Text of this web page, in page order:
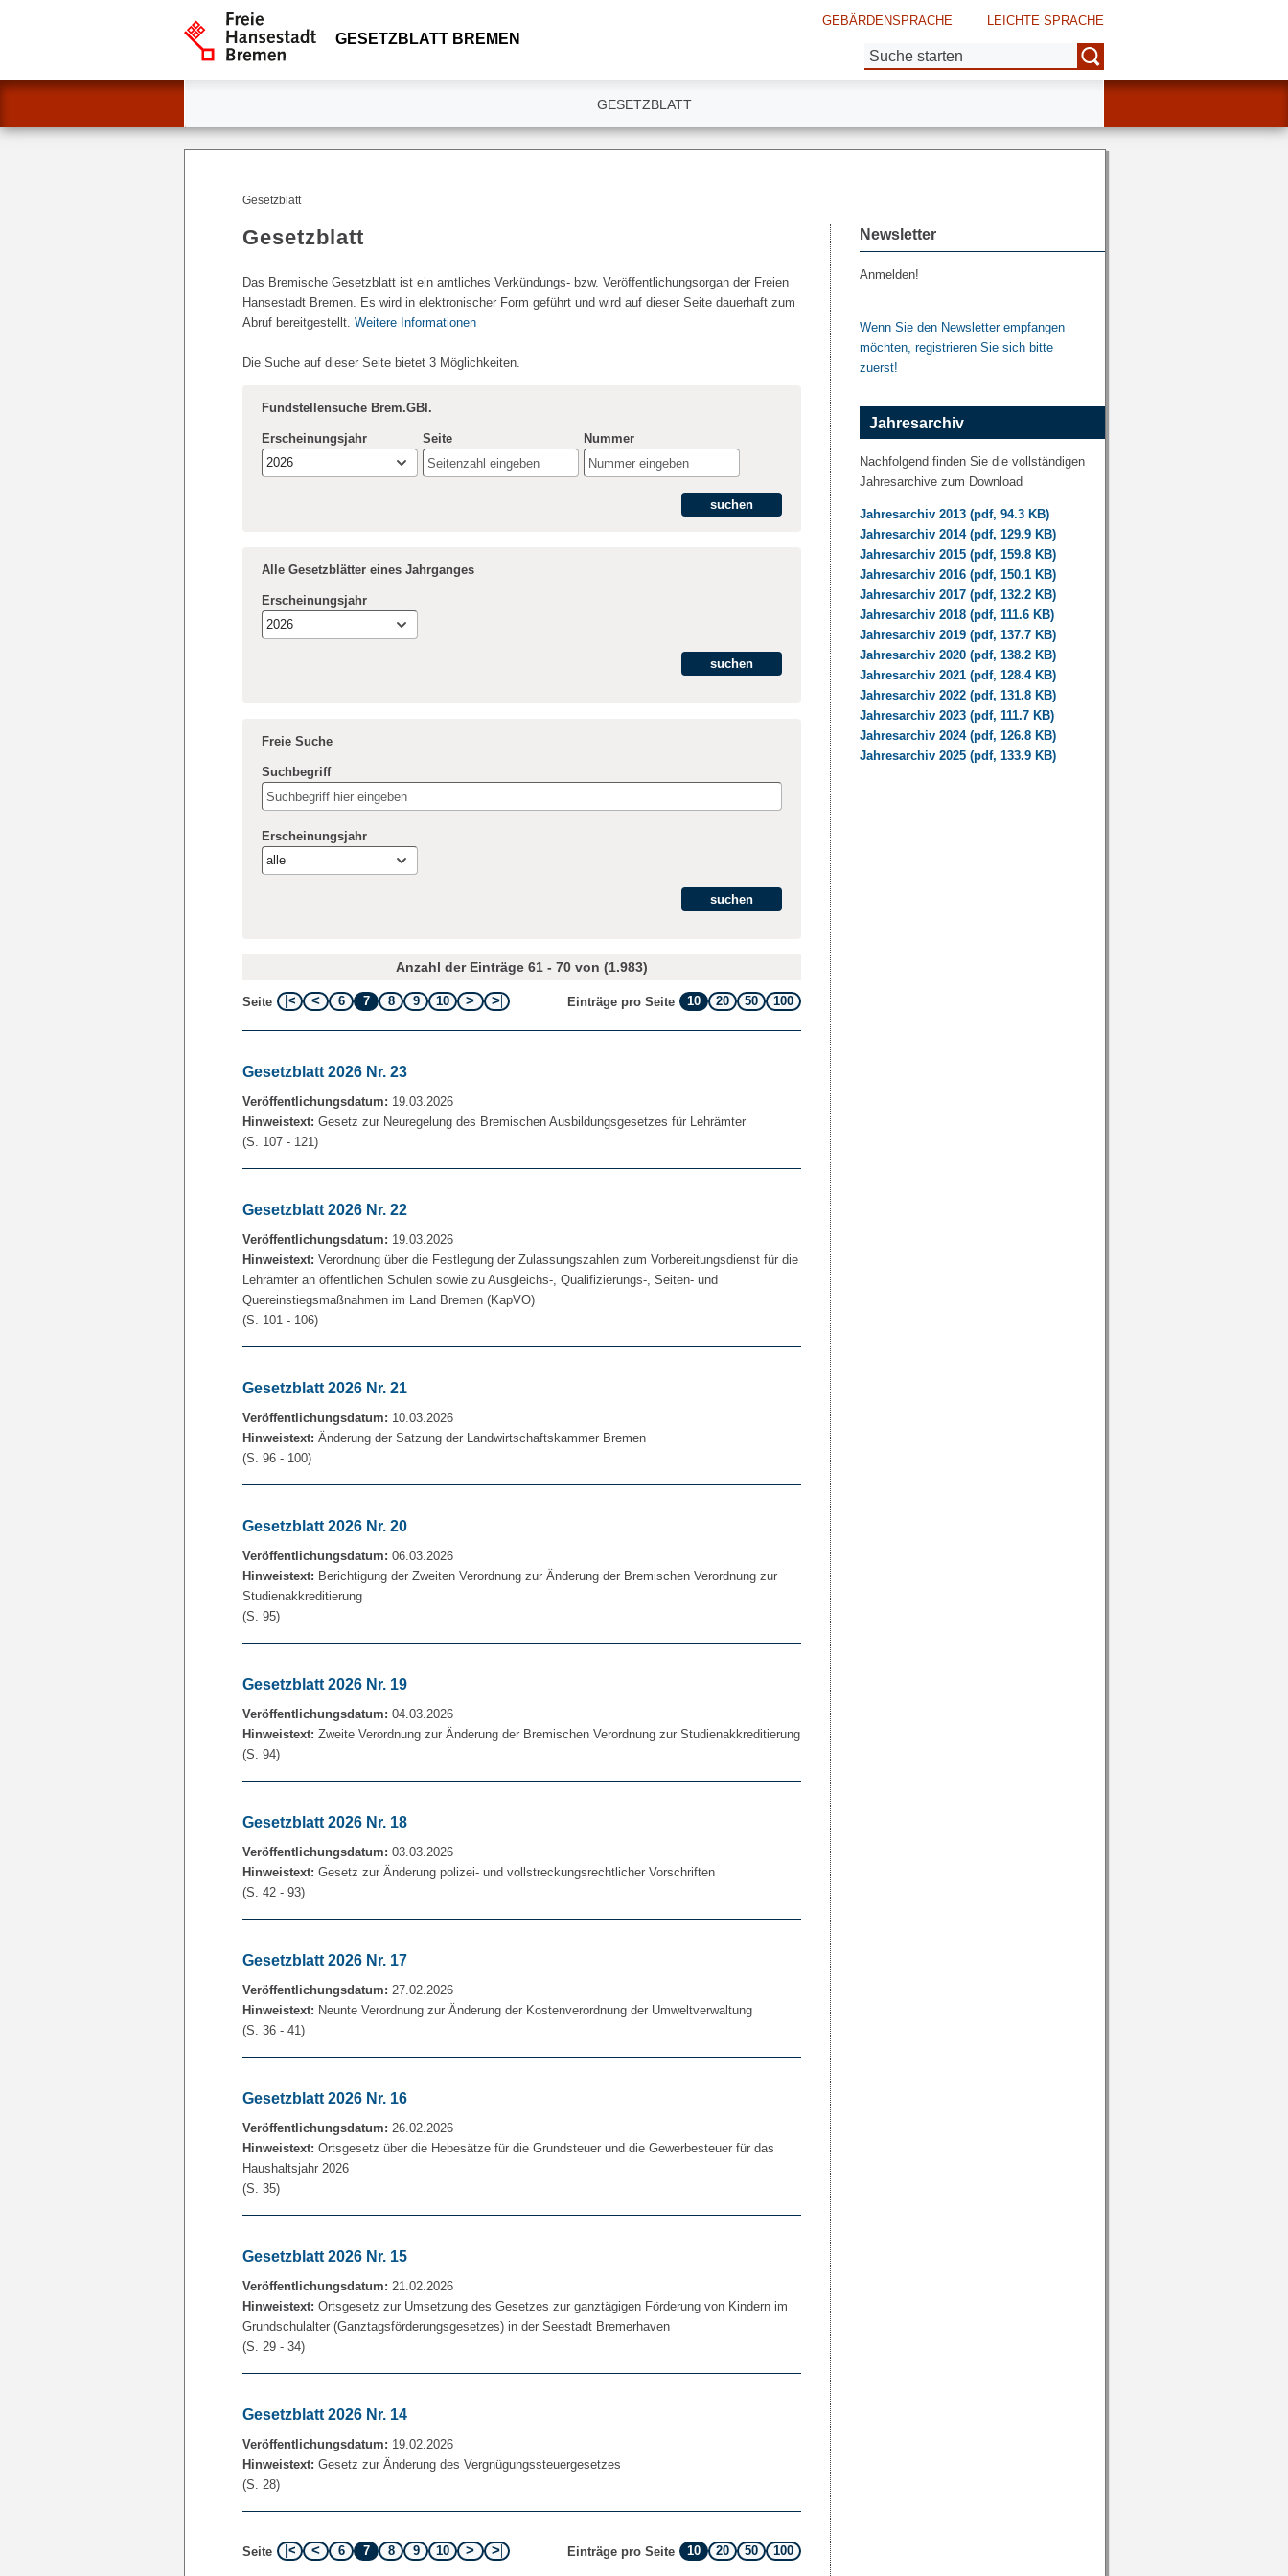
GESETZBLATT BREMEN
GEBÄRDENSPRACHE LEICHTE SPRACHE
Suche:
GESETZBLATT
Gesetzblatt
Gesetzblatt
Das Bremische Gesetzblatt ist ein amtliches Verkündungs- bzw. Veröffentlichungsorgan der Freien
Hansestadt Bremen. Es wird in elektronischer Form geführt und wird auf dieser Seite dauerhaft zum
Abruf bereitgestellt. Weitere Informationen
Die Suche auf dieser Seite bietet 3 Möglichkeiten.
Fundstellensuche Brem.GBl.
Erscheinungsjahr
2026
Seite Nummer
Alle Gesetzblätter eines Jahrganges
Erscheinungsjahr
2026
Freie Suche
Suchbegriff
Erscheinungsjahr
alle
Anzahl der Einträge 61 - 70 von (1.983)
Seite 6 7 8 9 10 Einträge pro Seite 10 20 50 100
Gesetzblatt 2026 Nr. 23
Veröffentlichungsdatum: 19.03.2026
Hinweistext: Gesetz zur Neuregelung des Bremischen Ausbildungsgesetzes für Lehrämter
(S. 107 - 121)
Gesetzblatt 2026 Nr. 22
Veröffentlichungsdatum: 19.03.2026
Hinweistext: Verordnung über die Festlegung der Zulassungszahlen zum Vorbereitungsdienst für die
Lehrämter an öffentlichen Schulen sowie zu Ausgleichs-, Qualifizierungs-, Seiten- und
Quereinstiegsmaßnahmen im Land Bremen (KapVO)
(S. 101 - 106)
Gesetzblatt 2026 Nr. 21
Veröffentlichungsdatum: 10.03.2026
Hinweistext: Änderung der Satzung der Landwirtschaftskammer Bremen
(S. 96 - 100)
Gesetzblatt 2026 Nr. 20
Veröffentlichungsdatum: 06.03.2026
Hinweistext: Berichtigung der Zweiten Verordnung zur Änderung der Bremischen Verordnung zur
Studienakkreditierung
(S. 95)
Gesetzblatt 2026 Nr. 19
Veröffentlichungsdatum: 04.03.2026
Hinweistext: Zweite Verordnung zur Änderung der Bremischen Verordnung zur Studienakkreditierung
(S. 94)
Gesetzblatt 2026 Nr. 18
Veröffentlichungsdatum: 03.03.2026
Hinweistext: Gesetz zur Änderung polizei- und vollstreckungsrechtlicher Vorschriften
(S. 42 - 93)
Gesetzblatt 2026 Nr. 17
Veröffentlichungsdatum: 27.02.2026
Hinweistext: Neunte Verordnung zur Änderung der Kostenverordnung der Umweltverwaltung
(S. 36 - 41)
Gesetzblatt 2026 Nr. 16
Veröffentlichungsdatum: 26.02.2026
Hinweistext: Ortsgesetz über die Hebesätze für die Grundsteuer und die Gewerbesteuer für das
Haushaltsjahr 2026
(S. 35)
Gesetzblatt 2026 Nr. 15
Veröffentlichungsdatum: 21.02.2026
Hinweistext: Ortsgesetz zur Umsetzung des Gesetzes zur ganztägigen Förderung von Kindern im
Grundschulalter (Ganztagsförderungsgesetzes) in der Seestadt Bremerhaven
(S. 29 - 34)
Gesetzblatt 2026 Nr. 14
Veröffentlichungsdatum: 19.02.2026
Hinweistext: Gesetz zur Änderung des Vergnügungssteuergesetzes
(S. 28)
Seite 6 7 8 9 10 Einträge pro Seite 10 20 50 100
Newsletter
Anmelden!
Wenn Sie den Newsletter empfangen
möchten, registrieren Sie sich bitte
zuerst!
Jahresarchiv
Nachfolgend finden Sie die vollständigen
Jahresarchive zum Download
Jahresarchiv 2013 (pdf, 94.3 KB)
Jahresarchiv 2014 (pdf, 129.9 KB)
Jahresarchiv 2015 (pdf, 159.8 KB)
Jahresarchiv 2016 (pdf, 150.1 KB)
Jahresarchiv 2017 (pdf, 132.2 KB)
Jahresarchiv 2018 (pdf, 111.6 KB)
Jahresarchiv 2019 (pdf, 137.7 KB)
Jahresarchiv 2020 (pdf, 138.2 KB)
Jahresarchiv 2021 (pdf, 128.4 KB)
Jahresarchiv 2022 (pdf, 131.8 KB)
Jahresarchiv 2023 (pdf, 111.7 KB)
Jahresarchiv 2024 (pdf, 126.8 KB)
Jahresarchiv 2025 (pdf, 133.9 KB)